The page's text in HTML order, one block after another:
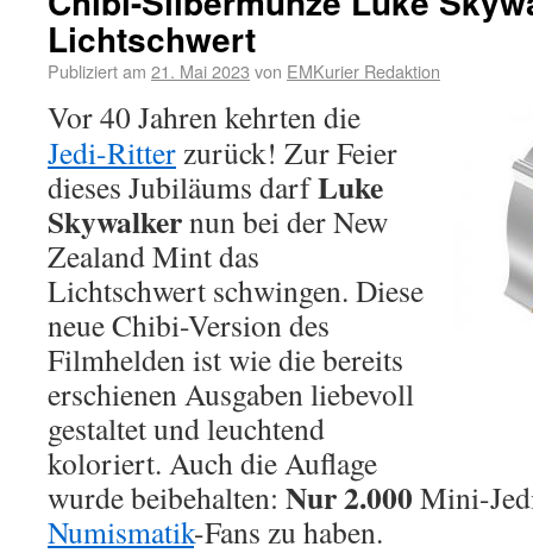
Lichtschwert
Publiziert am 21. Mai 2023 von EMKurier Redaktion
Vor 40 Jahren kehrten die
Jedi-Ritterzurück! Zur Feier
dieses Jubiläums darfLuke
Skywalkernun bei der New
Zealand Mint das
Lichtschwert schwingen. Diese
neue Chibi-Version des
Filmhelden ist wie die bereits
erschienen Ausgaben liebevoll
gestaltet und leuchtend
koloriert. Auch die Auflage
wurde beibehalten: Nur 2.000 Mini-
Numismatik-Fans zu haben.